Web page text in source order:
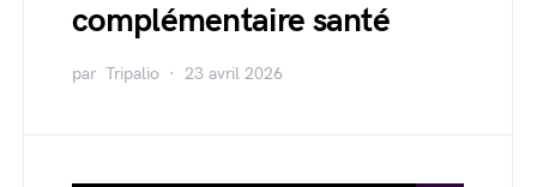
complémentaire santé
par Tripalio 23 avril 2026